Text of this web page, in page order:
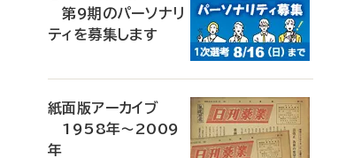
第9期のパーソナリ
ティを募集します
紙面版アーカイブ
1958年～2009
年